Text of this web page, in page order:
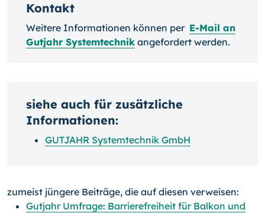
Kontakt
Weitere Informationen können per E-Mail an
Gutjahr Systemtechnik angefordert werden.
siehe auch für zusätzliche
Informationen:
GUTJAHR Systemtechnik GmbH
zumeist jüngere Beiträge, die auf diesen verweisen:
Gutjahr Umfrage: Barrierefreiheit für Balkon und